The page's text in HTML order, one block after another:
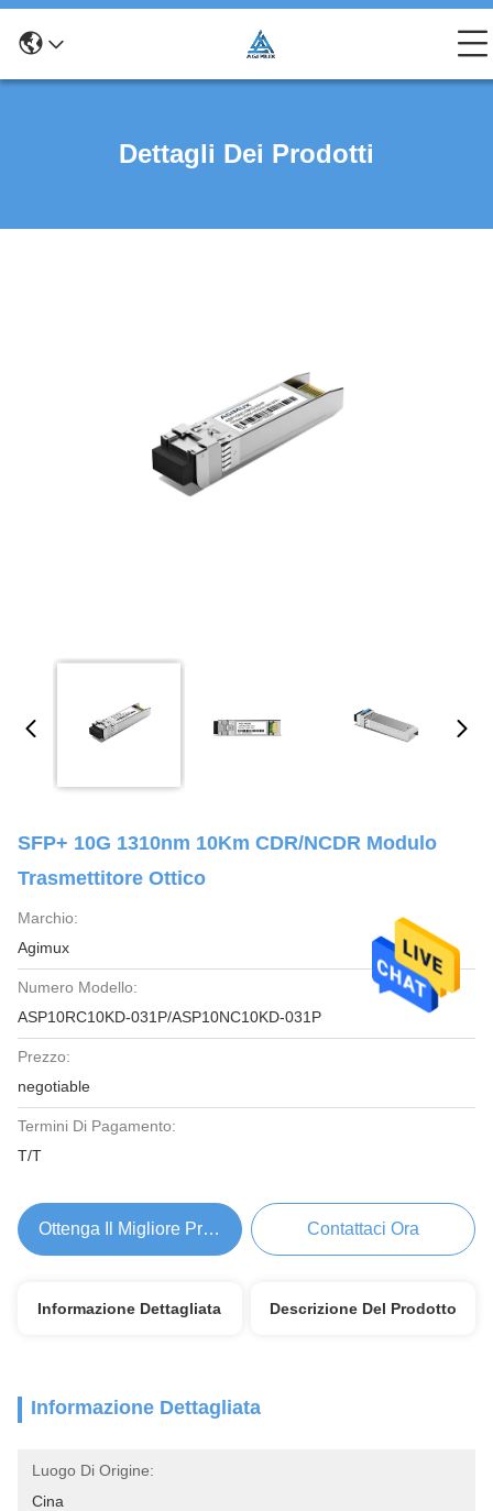
Dettagli Dei Prodotti
SFP+ 10G 1310nm 10Km CDR/NCDR Modulo
Trasmettitore Ottico
Marchio:
Agimux
Numero Modello:
ASP10RC10KD-031P/ASP10NC10KD-031P
Prezzo:
negotiable
Termini Di Pagamento:
T/T
Ottenga Il Migliore Prezzo Contattaci Ora
Informazione Dettagliata Descrizione Del Prodotto
Informazione Dettagliata
Luogo Di Origine:
Cina